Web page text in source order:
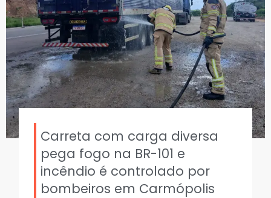
Carreta com carga diversa
pega fogo na BR-101 e
incêndio é controlado por
bombeiros em Carmópolis